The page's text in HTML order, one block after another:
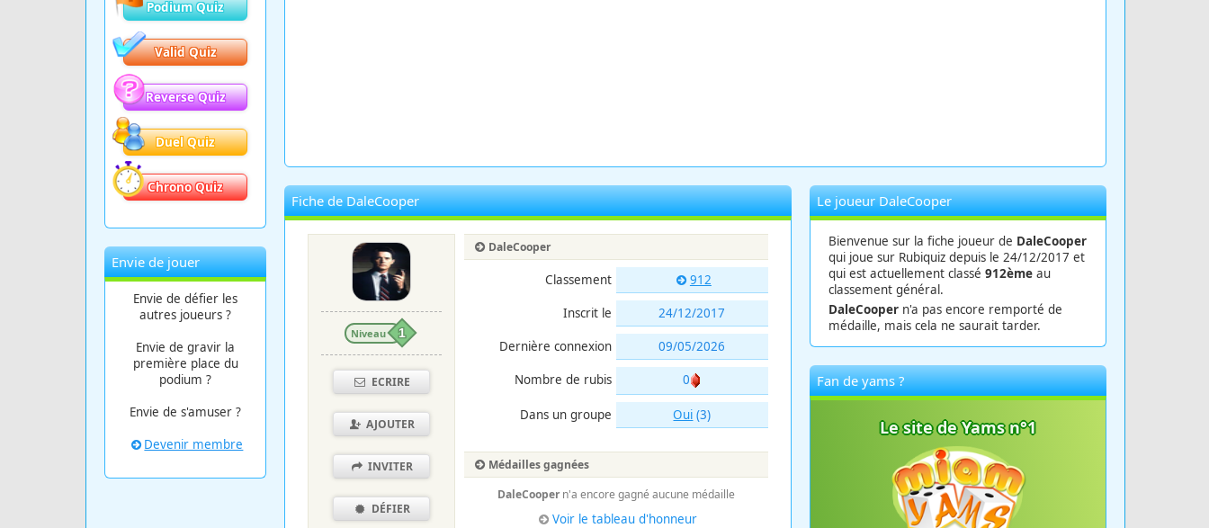
Podium Quiz
Valid Quiz
Reverse Quiz
Duel Quiz
Chrono Quiz
Envie de jouer
Envie de défier les
autres joueurs ?
Envie de gravir la
première place du
podium ?
Envie de s'amuser ?
Devenir membre
Fiche de DaleCooper
Niveau 1
ECRIRE
AJOUTER
INVITER
DÉFIER
DaleCooper
Classement 912
Inscrit le 24/12/2017
Dernière connexion 09/05/2026
Nombre de rubis 0
Dans un groupe Oui (3)
Médailles gagnées
DaleCoopern'a encore gagné aucune médaille
Voir le tableau d'honneur
Le joueur DaleCooper
Bienvenue sur la fiche joueur de DaleCooper
qui joue sur Rubiquiz depuis le 24/12/2017 et
qui est actuellement classé 912ème au
classement général.
DaleCooper n'a pas encore remporté de
médaille, mais cela ne saurait tarder.
Fan de yams ?
Le site de Yams n°1